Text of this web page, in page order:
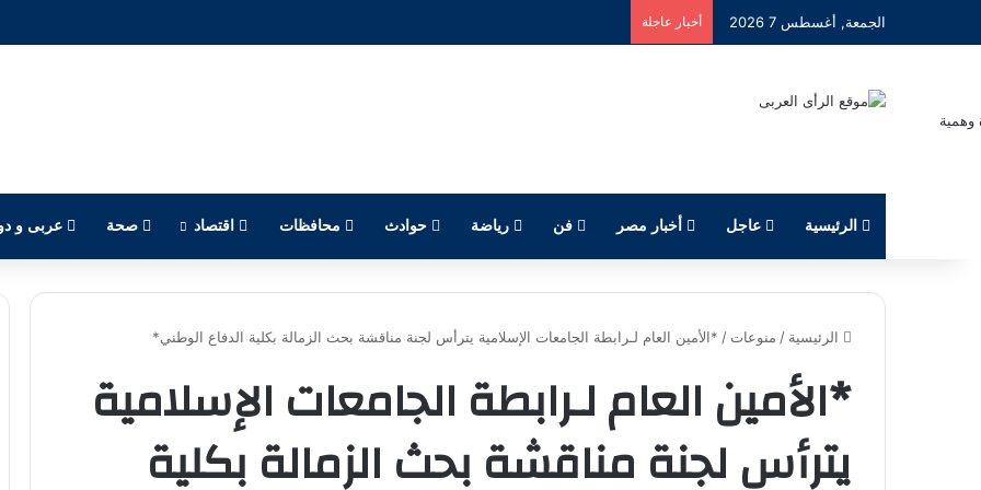
الجمعة, أغسطس 7 2026 أخبار عاجلة
الرئيسية عاجل أخبار مصر فن رياضة حوادث محافظات اقتصاد صحة عربى و
الرئيسية / منوعات / *الأمين العام لـرابطة الجامعات الإسلامية يترأس لجنة مناقشة بحث الزمالة بكلية الدفاع الوطني*
*الأمين العام لـرابطة الجامعات الإسلامية
يترأس لجنة مناقشة بحث الزمالة بكلية